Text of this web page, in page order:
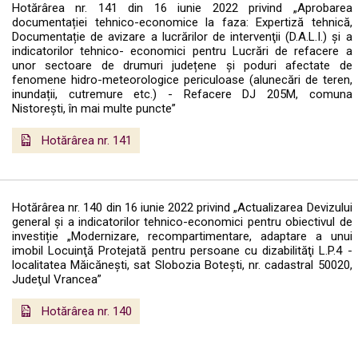
Hotărârea nr. 141 din 16 iunie 2022 privind „Aprobarea
documentației tehnico-economice la faza: Expertiză tehnică,
Documentație de avizare a lucrărilor de intervenţii (D.A.L.I.) şi a
indicatorilor tehnico- economici pentru Lucrări de refacere a
unor sectoare de drumuri județene şi poduri afectate de
fenomene hidro-meteorologice periculoase (alunecări de teren,
inundații, cutremure etc.) - Refacere DJ 205M, comuna
Nistoreşti, în mai multe puncte”
Hotărârea nr. 141
Hotărârea nr. 140 din 16 iunie 2022 privind „Actualizarea Devizului
general și a indicatorilor tehnico-economici pentru obiectivul de
investiție „Modernizare, recompartimentare, adaptare a unui
imobil Locuinţă Protejată pentru persoane cu dizabilităţi L.P.4 -
localitatea Măicăneşti, sat Slobozia Boteşti, nr. cadastral 50020,
Judeţul Vrancea”
Hotărârea nr. 140